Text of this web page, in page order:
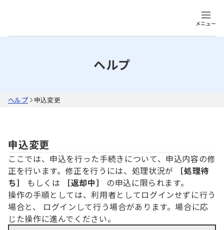
メニュー
ヘルプ
ヘルプ 申込変更
申込変更
ここでは、申込を行った手続きについて、申込内容の修
正を行います。修正を行うには、処理状況が
［処理待
ち］
もしくは ［返却中］
の申込に限られます。
操作の手順としては、利用者としてログインせずに行う
場合と、 ログインして行う場合があります。場合に応
じた操作に進んでください。